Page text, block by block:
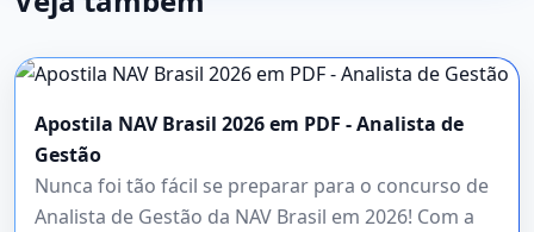
Apostila NAV Brasil 2026 em PDF - Analista de
Gestão
Nunca foi tão fácil se preparar para o concurso de
Analista de Gestão da NAV Brasil em 2026! Com a